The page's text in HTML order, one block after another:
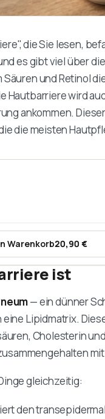
die Sie lesen,
es gibt viel über
und Retinol
Hautbarriere wird
ankommen.
die meisten
Warenkorb20,90 €
:Squalen &
ist
— ein dünner
Lipidmatrix.
Cholesterin
gleichzeitig:
den